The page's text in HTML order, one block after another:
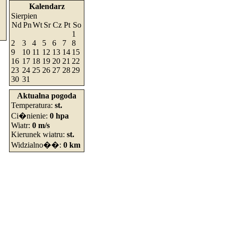
Kalendarz
Sierpien
Nd PnWt Sr Cz Pt So
1
2
3 4 5 6 7
8
9
10 11 12 13 14 15
16 17 18 19 20 21 22
23 24 25 26 27 28 29
30 31
Aktualna pogoda
Temperatura: st.
Ci�nienie: 0 hpa
Wiatr: 0 m/s
Kierunek wiatru: st.
Widzialno��: 0 km